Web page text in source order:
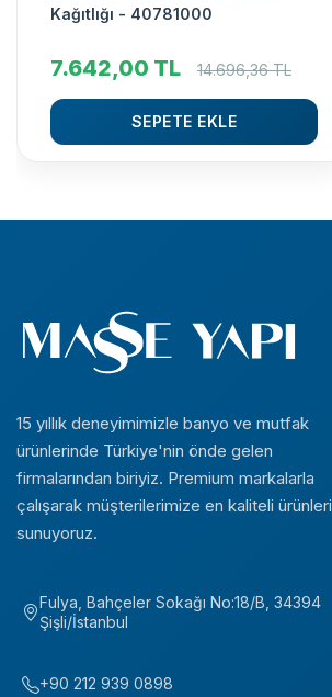
Kağıtlığı - 40781000
7.642,00 TL 14.696,36TL
SEPETE EKLE
15 yıllık deneyimimizle banyo ve mutfak
ürünlerinde Türkiye'nin önde gelen
firmalarından biriyiz. Premium markalarla
çalışarak müşterilerimize en kaliteli ürünleri
sunuyoruz.
Fulya, Bahçeler Sokağı No:18/B, 34394
Şişli/İstanbul
+90 212 939 0898